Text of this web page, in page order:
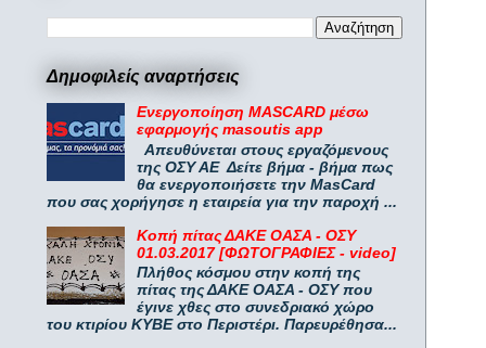
Δημοφιλείς αναρτήσεις
Ενεργοποίηση MASCARD μέσω
εφαρμογής masoutis app
Απευθύνεται στους εργαζόμενους
της ΟΣΥ ΑΕ Δείτε βήμα - βήμα πως
θα ενεργοποιήσετε την MasCard
που σας χορήγησε η εταιρεία για την παροχή ...
Κοπή πίτας ΔΑΚΕ ΟΑΣΑ - ΟΣΥ
01.03.2017 [ΦΩΤΟΓΡΑΦΙΕΣ - video]
Πλήθος κόσμου στην κοπή της
πίτας της ΔΑΚΕ ΟΑΣΑ - ΟΣΥ που
έγινε χθες στο συνεδριακό χώρο
του κτιρίου ΚΥΒΕ στο Περιστέρι. Παρευρέθησα...